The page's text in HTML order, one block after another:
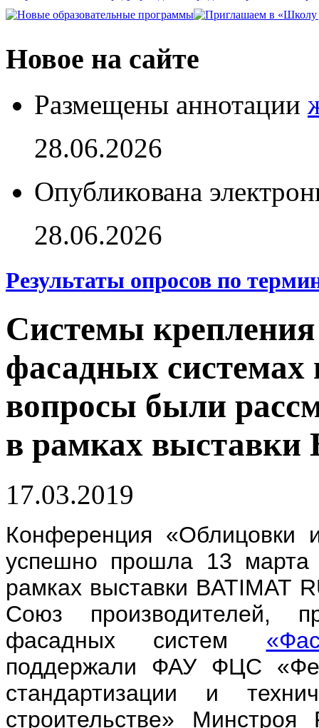
Новое на сайте
Размещены аннотации
28.06.2026
Опубликована
28.06.2026
Результаты опросов по
Системы
фасадных
вопросы были
в рамках
17.03.2019
Конференция
успешно прошла 13 марта
рамках выставки BATIMAT
Союз производителей,
фасадных систем
поддержали ФАУ ФЦС
стандартизации и
строительстве»